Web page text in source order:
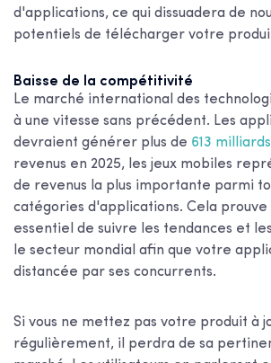
d'applications, ce qui dissuadera de
potentiels de télécharger votre
Baisse de la compétitivité
Le marché international des
à une vitesse sans précédent. Les
devraient générer plus de 613
revenus en 2025, les jeux mobiles
de revenus la plus importante parmi
catégories d'applications. Cela prouve
essentiel de suivre les tendances et
le secteur mondial afin que votre
distancée par ses concurrents.
Si vous ne mettez pas votre produit à
régulièrement, il perdra de sa